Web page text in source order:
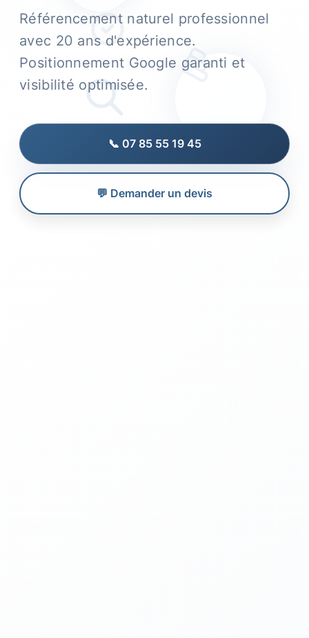
Référencement naturel professionnel
avec 20 ans d'expérience.
Positionnement Google garanti et
visibilité optimisée.
📞 07 85 55 19 45
💬 Demander un devis